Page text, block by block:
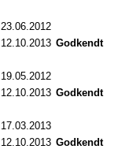
23.06.2012
12.10.2013 Godkendt
19.05.2012
12.10.2013 Godkendt
17.03.2013
12.10.2013 Godkendt